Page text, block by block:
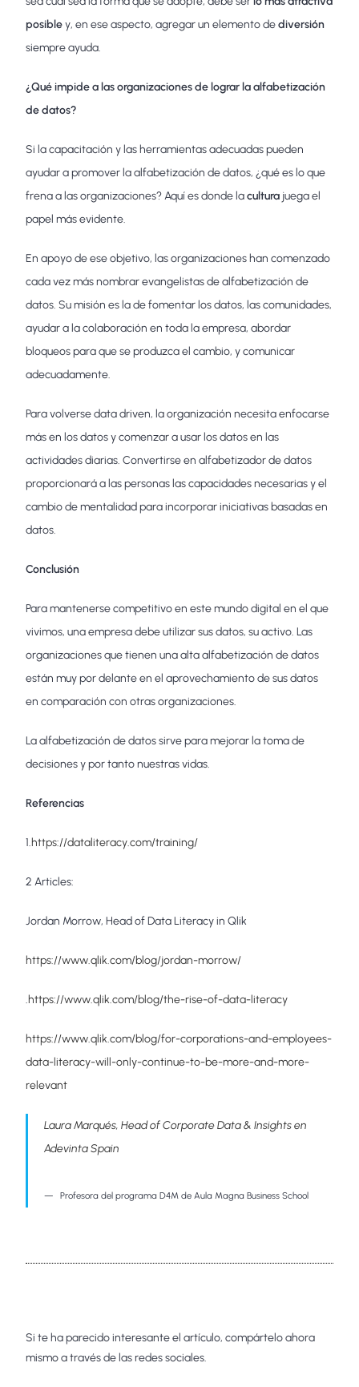
posibley, en ese aspecto, agregar un elemento dediversión
siempre ayuda.
¿Qué impide a las organizaciones de lograr la alfabetización
de datos?
Si la capacitación y las herramientas adecuadas pueden
ayudar a promover la alfabetización de datos, ¿qué es lo que
frena a las organizaciones? Aquí es donde lacultura juega el
papel más evidente.
En apoyo de ese objetivo, las organizaciones han comenzado
cada vez más nombrar evangelistas de alfabetización de
datos. Su misión es la de fomentar los datos, las comunidades,
ayudar a la colaboración en toda la empresa, abordar
bloqueos para que se produzca el cambio, y comunicar
adecuadamente.
Para volverse data driven, la organización necesita enfocarse
más en los datos y comenzar a usar los datos en las
actividades diarias. Convertirse en alfabetizador de datos
proporcionará a las personas las capacidades necesarias y el
cambio de mentalidad para incorporar iniciativas basadas en
datos.
Conclusión
Para mantenerse competitivo en este mundo digital en el que
vivimos, una empresa debe utilizar sus datos, su activo. Las
organizaciones que tienen una alta alfabetización de datos
están muy por delante en el aprovechamiento de sus datos
en comparación con otras organizaciones.
La alfabetización de datos sirve para mejorar la toma de
decisiones y por tanto nuestras vidas.
Referencias
1.https://dataliteracy.com/training/
2 Articles:
Jordan Morrow, Head of Data Literacy in Qlik
https://www.qlik.com/blog/jordan-morrow/
.https://www.qlik.com/blog/the-rise-of-data-literacy
https://www.qlik.com/blog/for-corporations-and-employees-
data-literacy-will-only-continue-to-be-more-and-more-
relevant
Laura Marqués, Head of Corporate Data & Insights en
Adevinta Spain
Profesora del programa D4M de Aula Magna Business School
Si te ha parecido interesante el artículo, compártelo ahora
mismo a través de las redes sociales.